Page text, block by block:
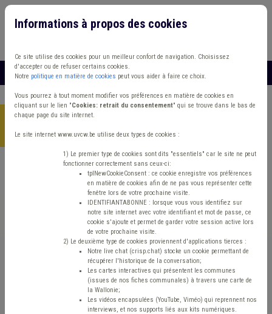
Accueil >Marchés publics
de recours à la plateforme e-Procurement
Marchés publics
FAQ : nouvelles
obligations de recours
à la plateforme e-
Procurement
Informations à propos des cookies
Ce site utilise des cookies pour un meilleur confort de navigation. Choisissez
d'accepter ou de refuser certains cookies.
Notre politique en matière de cookies peut vous aider à faire ce choix.
Vous pourrez à tout moment modifier vos préférences en matière de cookies en
cliquant sur le lien "Cookies: retrait du consentement" qui se trouve dans le bas de
chaque page du site internet.
Le site internet www.uvcw.be utilise deux types de cookies :
1) Le premier type de cookies sont dits "essentiels" car le site ne peut
fonctionner correctement sans ceux-ci:
tplNewCookieConsent : ce cookie enregistre vos préférences
en matière de cookies afin de ne pas vous représenter cette
fenêtre lors de votre prochaine visite.
IDENTIFIANTABONNE : lorsque vous vous identifiez sur
notre site internet avec votre identifiant et mot de passe, ce
cookie s'ajoute et permet de garder votre session active lors
de votre prochaine visite.
2) Le deuxième type de cookies proviennent d'applications tierces :
Notre live chat (crisp.chat) stocke un cookie permettant de
récupérer l'historique de la conversation;
Les cartes interactives qui présentent les communes
(issues de nos fiches communales) à travers une carte de
la Wallonie;
Les vidéos encapsulées (YouTube, Viméo) qui reprennent nos
interviews, et nos supports liés aux kits numériques.